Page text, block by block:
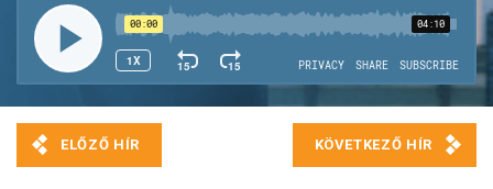
PLAYLIST
MI AZ A ROBOT PODCAST?